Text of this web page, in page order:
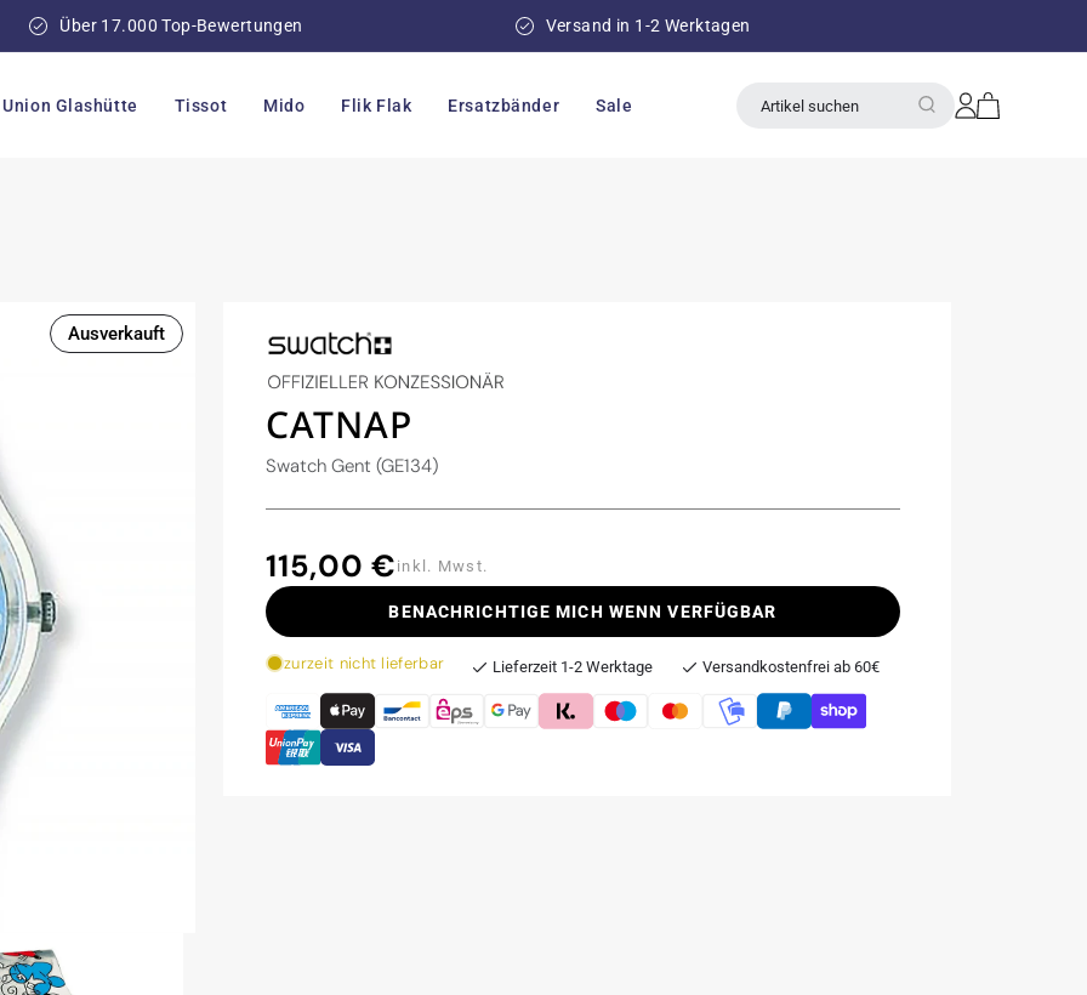
Über 17.000 Top-Bewertungen Versand in 1-2 Werktagen
Union Glashütte Tissot Mido Flik Flak Ersatzbänder Sale Artikel suchen Einloggen
Warenkorb
Ausverkauft
CATNAP
Swatch Gent (GE134)
Normaler
Preis
115,00 € inkl. Mwst.
BENACHRICHTIGE MICH WENN VERFÜGBAR
zurzeit nicht lieferbar Lieferzeit 1-2 Werktage Versandkostenfrei ab 60€